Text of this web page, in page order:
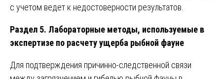
с учетом ведет к недостоверности результатов.
Раздел 5. Лабораторные методы, используемые в
экспертизе по расчету ущерба рыбной фауне
Для подтверждения причинно-следственной связи